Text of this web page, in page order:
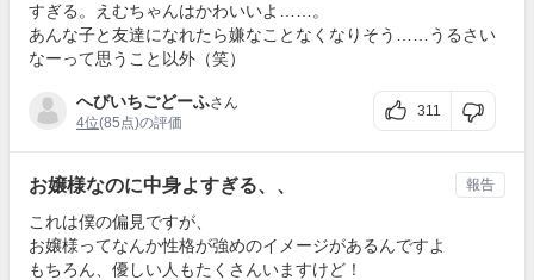
すぎる。えむちゃんはかわいいよ……。
あんな子と友達になれたら嫌なことなくなりそう……うるさい
なーって思うこと以外（笑）
へびいちごどーふさん
4位(85点)の評価
311
お嬢様なのに中身よすぎる、、
これは僕の偏見ですが、
お嬢様ってなんか性格が強めのイメージがあるんですよ
もちろん、優しい人もたくさんいますけど！
報告